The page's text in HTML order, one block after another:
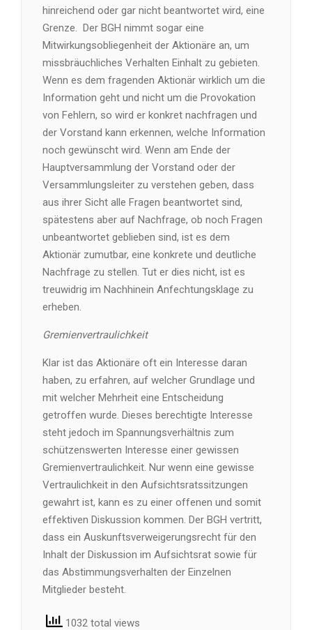
hinreichend oder gar nicht beantwortet wird, eine
Grenze. Der BGH nimmt sogar eine
Mitwirkungsobliegenheit der Aktionäre an, um
missbräuchliches Verhalten Einhalt zu gebieten.
Wenn es dem fragenden Aktionär wirklich um die
Information geht und nicht um die Provokation
von Fehlern, so wird er konkret nachfragen und
der Vorstand kann erkennen, welche Information
noch gewünscht wird. Wenn am Ende der
Hauptversammlung der Vorstand oder der
Versammlungsleiter zu verstehen geben, dass
aus ihrer Sicht alle Fragen beantwortet sind,
spätestens aber auf Nachfrage, ob noch Fragen
unbeantwortet geblieben sind, ist es dem
Aktionär zumutbar, eine konkrete und deutliche
Nachfrage zu stellen. Tut er dies nicht, ist es
treuwidrig im Nachhinein Anfechtungsklage zu
erheben.
Gremienvertraulichkeit
Klar ist das Aktionäre oft ein Interesse daran
haben, zu erfahren, auf welcher Grundlage und
mit welcher Mehrheit eine Entscheidung
getroffen wurde. Dieses berechtigte Interesse
steht jedoch im Spannungsverhältnis zum
schützenswerten Interesse einer gewissen
Gremienvertraulichkeit. Nur wenn eine gewisse
Vertraulichkeit in den Aufsichtsratssitzungen
gewahrt ist, kann es zu einer offenen und somit
effektiven Diskussion kommen. Der BGH vertritt,
dass ein Auskunftsverweigerungsrecht für den
Inhalt der Diskussion im Aufsichtsrat sowie für
das Abstimmungsverhalten der Einzelnen
Mitglieder besteht.
1032 total views